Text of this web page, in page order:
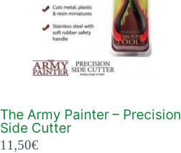
The Army Painter – Precision
Side Cutter
11,50€